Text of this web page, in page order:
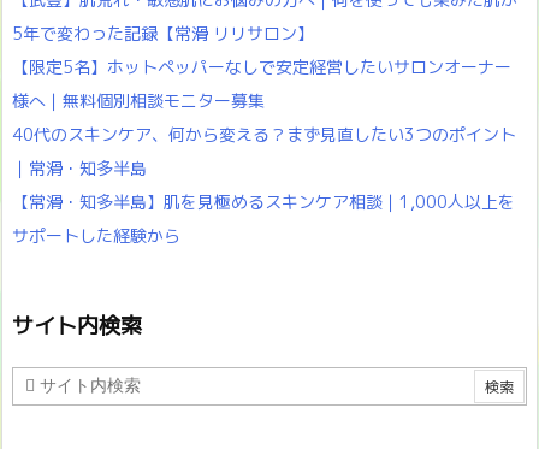
5年で変わった記録【常滑 リリサロン】
【限定5名】ホットペッパーなしで安定経営したいサロンオーナー
様へ｜無料個別相談モニター募集
40代のスキンケア、何から変える？まず見直したい3つのポイント
｜常滑・知多半島
【常滑・知多半島】肌を見極めるスキンケア相談｜1,000人以上を
サポートした経験から
サイト内検索